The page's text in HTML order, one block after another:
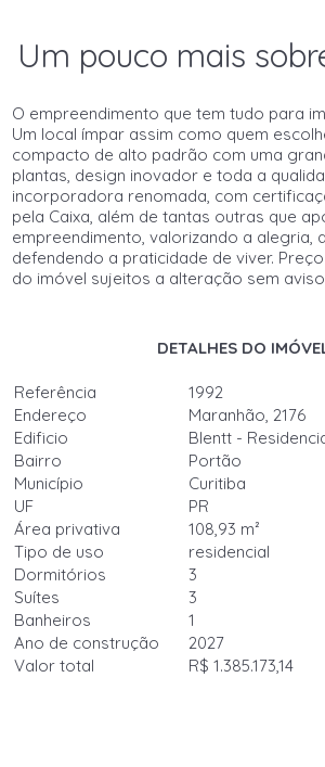
Um pouco mais
O empreendimento que tem tudo para
Um local ímpar assim como quem
compacto de alto padrão com uma
plantas, design inovador e toda a
incorporadora renomada, com
pela Caixa, além de tantas outras que
empreendimento, valorizando a alegria,
defendendo a praticidade de viver.
do imóvel sujeitos a alteração sem
DETALHES DO
Referência
1992
Endereço
Maranhão, 2176
Edificio
Blentt -
Bairro
Portão
Município
Curitiba
UF
PR
Área privativa
108,93 m²
Tipo de uso
residencial
Dormitórios
3
Suítes
3
Banheiros
1
Ano de construção
2027
Valor total
R$ 1.385.173,14